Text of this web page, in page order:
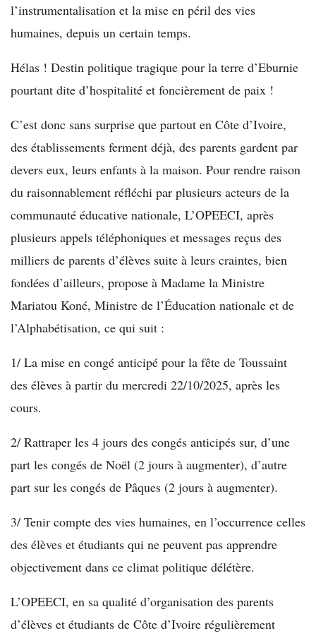
l’instrumentalisation et la mise en péril des vies
humaines, depuis un certain temps.
Hélas ! Destin politique tragique pour la terre d’Eburnie
pourtant dite d’hospitalité et foncièrement de paix !
C’est donc sans surprise que partout en Côte d’Ivoire,
des établissements ferment déjà, des parents gardent par
devers eux, leurs enfants à la maison. Pour rendre raison
du raisonnablement réfléchi par plusieurs acteurs de la
communauté éducative nationale, L’OPEECI, après
plusieurs appels téléphoniques et messages reçus des
milliers de parents d’élèves suite à leurs craintes, bien
fondées d’ailleurs, propose à Madame la Ministre
Mariatou Koné, Ministre de l’Éducation nationale et de
l’Alphabétisation, ce qui suit :
1/ La mise en congé anticipé pour la fête de Toussaint
des élèves à partir du mercredi 22/10/2025, après les
cours.
2/ Rattraper les 4 jours des congés anticipés sur, d’une
part les congés de Noël (2 jours à augmenter), d’autre
part sur les congés de Pâques (2 jours à augmenter).
3/ Tenir compte des vies humaines, en l’occurrence celles
des élèves et étudiants qui ne peuvent pas apprendre
objectivement dans ce climat politique délétère.
L’OPEECI, en sa qualité d’organisation des parents
d’élèves et étudiants de Côte d’Ivoire régulièrement